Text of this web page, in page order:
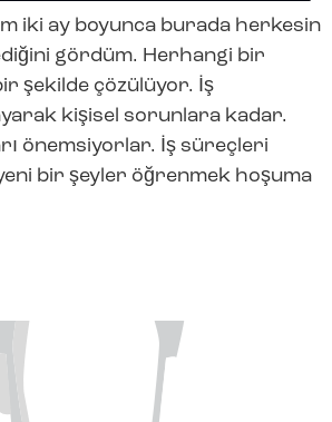
iki ay boyunca burada herkesin
gördüm. Herhangi bir
şekilde çözülüyor. İş
kişisel sorunlara kadar.
önemsiyorlar. İş süreçleri
bir şeyler öğrenmek hoşuma